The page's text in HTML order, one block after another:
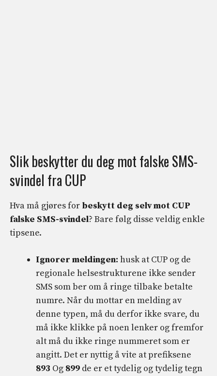
Slik beskytter du deg mot falske SMS-
svindel fra CUP
Hva må gjøres for beskytt deg selv mot CUP
falske SMS-svindel? Bare følg disse veldig enkle
tipsene.
Ignorer meldingen: husk at CUP og de
regionale helsestrukturene ikke sender
SMS som ber om å ringe tilbake betalte
numre. Når du mottar en melding av
denne typen, må du derfor ikke svare, du
må ikke klikke på noen lenker og fremfor
alt må du ikke ringe nummeret som er
angitt. Det er nyttig å vite at prefiksene
893 Og 899 de er et tydelig og tydelig tegn